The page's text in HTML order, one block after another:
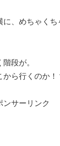
に、めちゃくち
段が。
から行くのか！
ンサーリンク